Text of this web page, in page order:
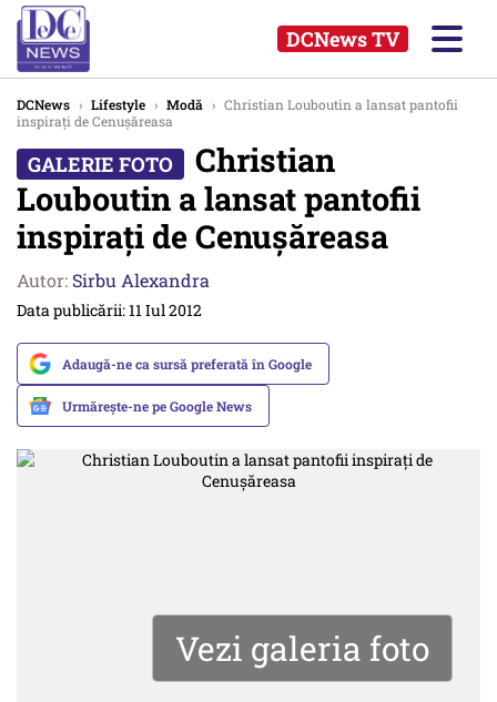
DCNews TV
DCNews › Lifestyle › Modă › Christian Louboutin a lansat pantofii
inspirați de Cenușăreasa
Christian
Louboutin a lansat pantofii
inspirați de Cenușăreasa
Autor: Sirbu Alexandra
Data publicării: 11 Iul 2012
Adaugă-ne ca sursă preferată în Google
Urmărește-ne pe Google News
Vezi galeria foto